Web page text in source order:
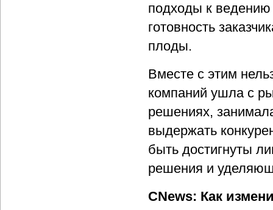
подходы к
готовность
плоды.
Вместе с этим
компаний ушла с
решениях,
выдержать
быть достигнуты
решения и
CNews: Как